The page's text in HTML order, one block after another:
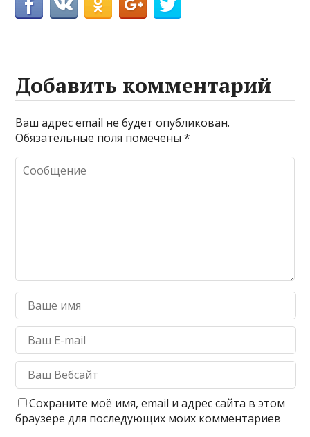
Добавить комментарий
Ваш адрес email не будет опубликован.
Обязательные поля помечены*
Сохраните моё имя, email и адрес сайта в этом
браузере для последующих моих комментариев